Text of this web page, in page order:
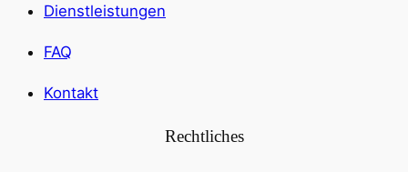
Dienstleistungen
FAQ
Kontakt
Rechtliches